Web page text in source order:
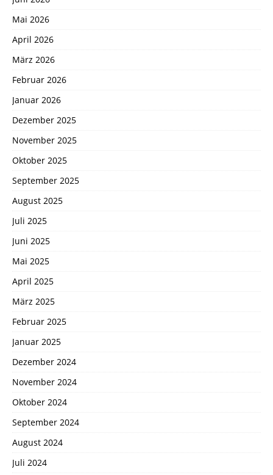
Mai 2026
April 2026
März 2026
Februar 2026
Januar 2026
Dezember 2025
November 2025
Oktober 2025
September 2025
August 2025
Juli 2025
Juni 2025
Mai 2025
April 2025
März 2025
Februar 2025
Januar 2025
Dezember 2024
November 2024
Oktober 2024
September 2024
August 2024
Juli 2024